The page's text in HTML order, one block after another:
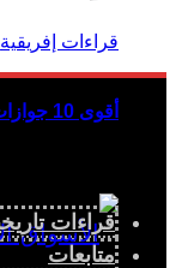
أقوى 10 جوازات سفر في إفريقيا لعام 2026
قراءات
متابعات